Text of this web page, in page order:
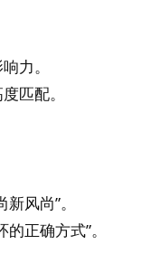
力。
匹配。
风尚”。
正确方式”。